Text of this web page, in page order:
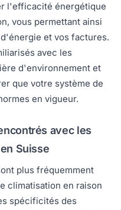
l'efficacité énergétique
vous permettant ainsi
et vos factures.
avec les
d'environnement et
que votre système de
en vigueur.
avec les
Suisse
plus fréquemment
climatisation en raison
spécificités des